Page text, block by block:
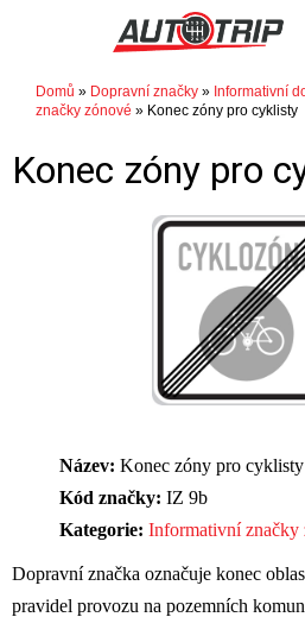
Domů » Dopravní značky » Informativní
značky zónové » Konec zóny pro cyklisty
Konec zóny pro
Název: Konec zóny pro cyklisty
Kód značky: IZ 9b
Kategorie: Informativní značky
Dopravní značka označuje konec
pravidel provozu na pozemních